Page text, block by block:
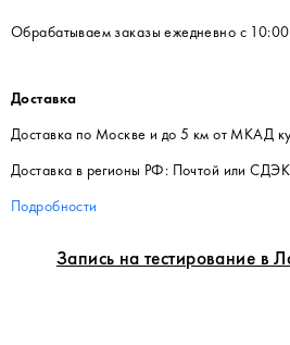
Запись на тестирование в
Обрабатываем заказы ежедневно с
Доставка
Доставка по Москве и до 5 км от МКАД
Доставка в регионы РФ: Почтой или СДЭК
Подробности